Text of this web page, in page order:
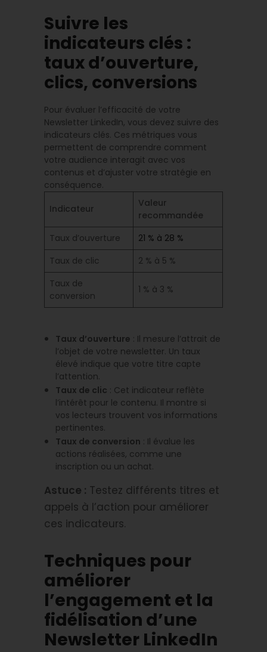
Suivre les
indicateurs clés :
taux d’ouverture,
clics, conversions
Pour évaluer l’efficacité de votre
Newsletter LinkedIn, vous devez suivre des
indicateurs clés. Ces métriques vous
permettent de comprendre comment
votre audience interagit avec vos
contenus et d’ajuster votre stratégie en
conséquence.
Indicateur
Valeur
recommandée
Taux d’ouverture
21 % à 28 %
Taux de clic
2 % à 5 %
Taux de
conversion
1 % à 3 %
Taux d’ouverture : Il mesure l’attrait de
l’objet de votre newsletter. Un taux
élevé indique que votre titre capte
l’attention.
Taux de clic : Cet indicateur reflète
l’intérêt pour le contenu. Il montre si
vos lecteurs trouvent vos informations
pertinentes.
Taux de conversion : Il évalue les
actions réalisées, comme une
inscription ou un achat.
Astuce : Testez différents titres et
appels à l’action pour améliorer
ces indicateurs.
Techniques pour
améliorer
l’engagement et la
fidélisation d’une
Newsletter LinkedIn